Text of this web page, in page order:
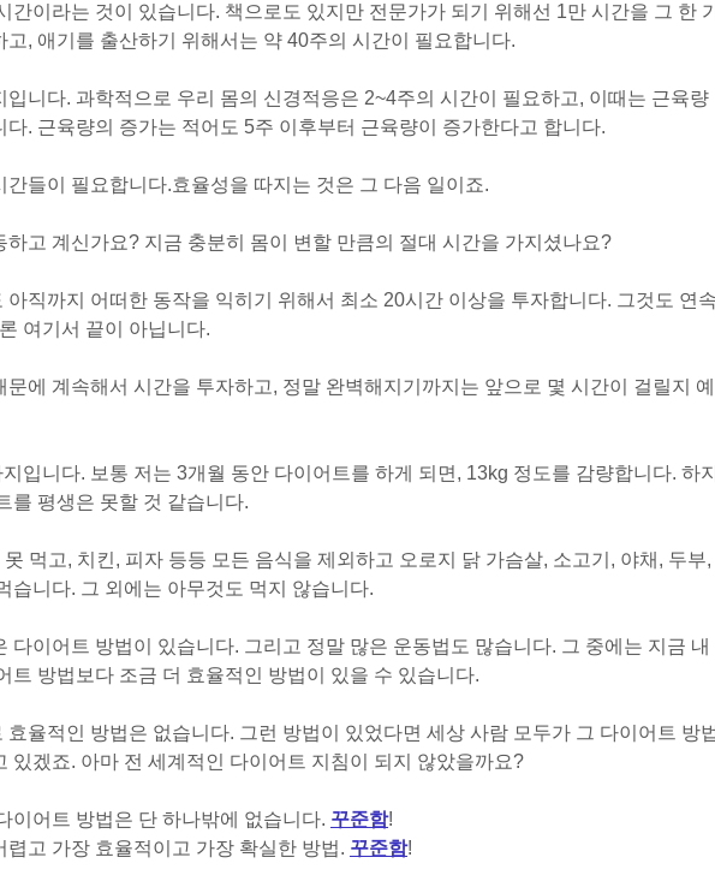
간이라는 것이 있습니다. 책으로도 있지만 전문가가 되기 위해선 1만 시간을 그 한
고, 애기를 출산하기 위해서는 약 40주의 시간이 필요합니다.
입니다. 과학적으로 우리 몸의 신경적응은 2~4주의 시간이 필요하고, 이때는 근육량
다. 근육량의 증가는 적어도 5주 이후부터 근육량이 증가한다고 합니다.
간들이 필요합니다.효율성을 따지는 것은 그 다음 일이죠.
하고 계신가요? 지금 충분히 몸이 변할 만큼의 절대 시간을 가지셨나요?
아직까지 어떠한 동작을 익히기 위해서 최소 20시간 이상을 투자합니다. 그것도 연속
여기서 끝이 아닙니다.
문에 계속해서 시간을 투자하고, 정말 완벽해지기까지는 앞으로 몇 시간이 걸릴지 예
입니다. 보통 저는 3개월 동안 다이어트를 하게 되면, 13kg 정도를 감량합니다. 하지
를 평생은 못할 것 같습니다.
먹고, 치킨, 피자 등등 모든 음식을 제외하고 오로지 닭 가슴살, 소고기, 야채, 두부,
습니다. 그 외에는 아무것도 먹지 않습니다.
다이어트 방법이 있습니다. 그리고 정말 많은 운동법도 많습니다. 그 중에는 지금 내
트 방법보다 조금 더 효율적인 방법이 있을 수 있습니다.
효율적인 방법은 없습니다. 그런 방법이 있었다면 세상 사람 모두가 그 다이어트 방
있겠죠. 아마 전 세계적인 다이어트 지침이 되지 않았을까요?
이어트 방법은 단 하나밖에 없습니다. 꾸준함!
렵고 가장 효율적이고 가장 확실한 방법. 꾸준함!